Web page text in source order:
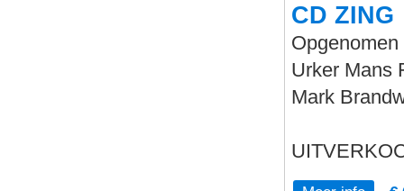
CD ZING
Urker Mans
Mark